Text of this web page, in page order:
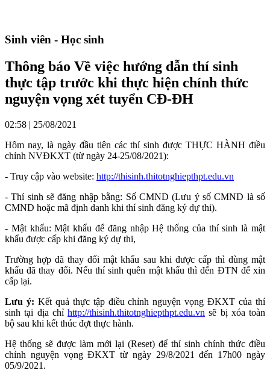
Sinh viên - Học sinh
Thông báo Về việc hướng dẫn thí sinh
thực tập trước khi thực hiện chính thức
nguyện vọng xét tuyển CĐ-ĐH
02:58 | 25/08/2021
Hôm nay, là ngày đầu tiên các thí sinh được THỰC HÀNH điều
chỉnh NVĐKXT (từ ngày 24-25/08/2021):
- Truy cập vào website: http://thisinh.thitotnghiepthpt.edu.vn
- Thí sinh sẽ đăng nhập bằng: Số CMND (Lưu ý số CMND là số
CMND hoặc mã định danh khi thí sinh đăng ký dự thi).
- Mật khẩu: Mật khẩu để đăng nhập Hệ thống của thí sinh là mật
khẩu được cấp khi đăng ký dự thi,
Trường hợp đã thay đổi mật khẩu sau khi được cấp thì dùng mật
khẩu đã thay đổi. Nếu thí sinh quên mật khẩu thì đến ĐTN để xin
cấp lại.
Lưu ý: Kết quả thực tập điều chỉnh nguyện vọng ĐKXT của thí
sinh tại địa chỉ http://thisinh.thitotnghiepthpt.edu.vn sẽ bị xóa toàn
bộ sau khi kết thúc đợt thực hành.
Hệ thống sẽ được làm mới lại (Reset) để thí sinh chính thức điều
chỉnh nguyện vọng ĐKXT từ ngày 29/8/2021 đến 17h00 ngày
05/9/2021.